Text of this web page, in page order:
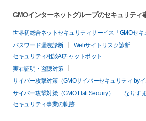
GMOインターネットグループのセキュリティ
世界初総合ネットセキュリティサービス「GMOセキ
パスワード漏洩診断
Webサイトリスク診断
セキュリティ相談AIチャットボット
実在証明・盗聴対策
サイバー攻撃対策（GMOサイバーセキュリティ byイ
サイバー攻撃対策（GMO Flatt Security）
なりす
セキュリティ事業の軌跡